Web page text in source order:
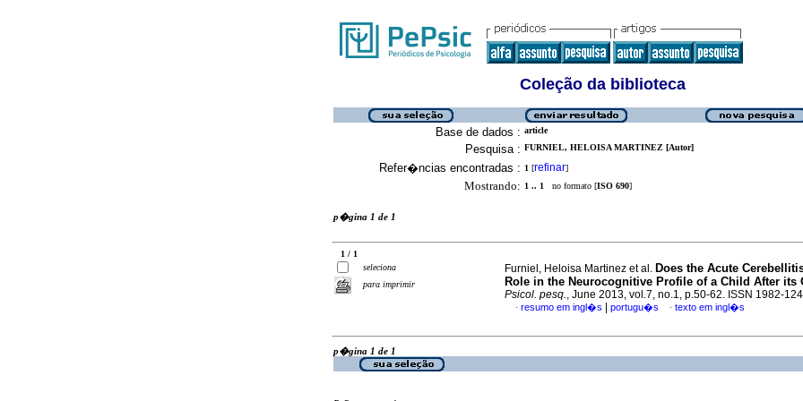
Coleção da biblioteca
Base de dados : article
Pesquisa : FURNIEL, HELOISA MARTINEZ [Autor]
Refer�ncias encontradas : 1 [refinar]
Mostrando: 1 .. 1 no formato [ISO 690]
p�gina 1 de 1
1 / 1
seleciona
para imprimir
Furniel, Heloisa Martinez et al. Does the Acute
Role in the Neurocognitive Profile of a Child After its
Psicol. pesq., June 2013, vol.7, no.1, p.50-62. ISSN 1982-
· resumo em ingl�s portugu�s · texto em ingl�s
p�gina 1 de 1